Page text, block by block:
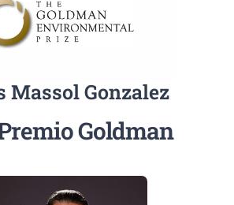
Massol Gonzalez
Goldman